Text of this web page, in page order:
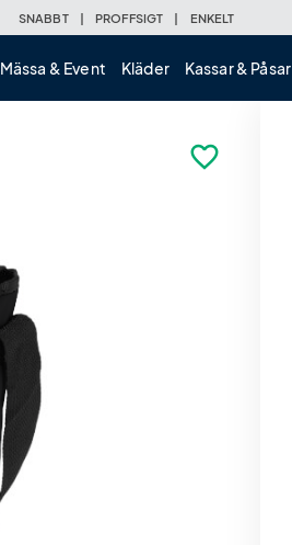
SNABBT | PROFFSIGT | ENKELT
Mässa & Event Kläder Kassar & Påsar
favorite_border